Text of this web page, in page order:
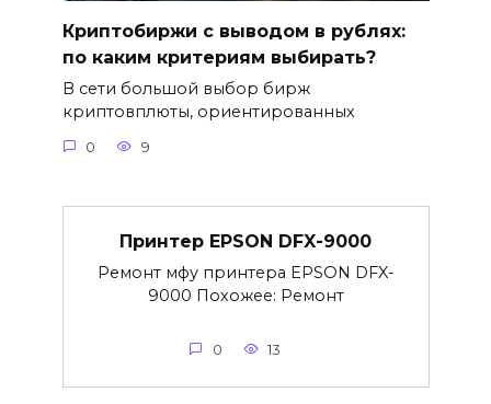
Криптобиржи с выводом в рублях:
по каким критериям выбирать?
В сети большой выбор бирж
криптовплюты, ориентированных
0 9
Принтер EPSON DFX-9000
Ремонт мфу принтера EPSON DFX-
9000 Похожее: Ремонт
0 13